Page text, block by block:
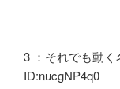
3 ：それでも動く
ID:nucgNP4q0